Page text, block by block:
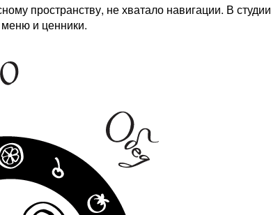
пространству, не хватало навигации. В студии
и ценники.